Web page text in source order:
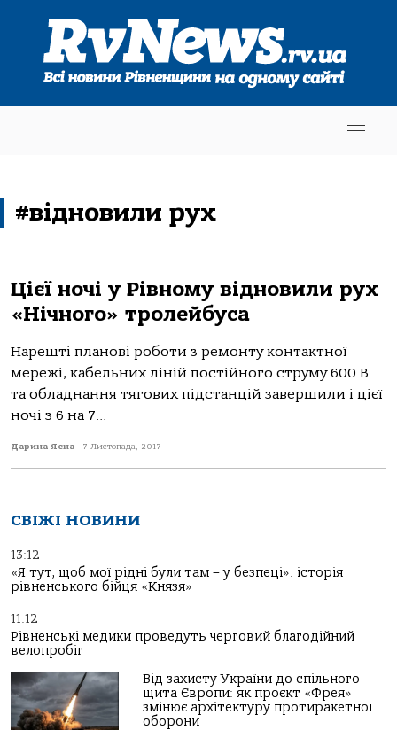
#відновили рух
Цієї ночі у Рівному відновили рух
«Нічного» тролейбуса
Нарешті планові роботи з ремонту контактної
мережі, кабельних ліній постійного струму 600 В
та обладнання тягових підстанцій завершили і цієї
ночі з 6 на 7...
Дарина Ясна - 7 Листопада, 2017
СВІЖІ НОВИНИ
13:12
«Я тут, щоб мої рідні були там – у безпеці»: історія
рівненського бійця «Князя»
11:12
Рівненські медики проведуть черговий благодійний
велопробіг
Від захисту України до спільного
щита Європи: як проєкт «Фрея»
змінює архітектуру протиракетної
оборони